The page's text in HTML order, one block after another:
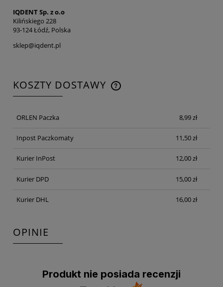
IQDENT Sp. z o.o
Kilińskiego 228
93-124 Łódź, Polska
sklep@iqdent.pl
KOSZTY DOSTAWY
CENA NIE ZAWIERA EWENTUALNYCH KOSZTÓW
ORLEN Paczka
8,99 zł
Inpost Paczkomaty 11,50 zł
Kurier InPost 12,00 zł
Kurier DPD 15,00 zł
Kurier DHL 16,00 zł
OPINIE
Produkt nie posiada recenzji